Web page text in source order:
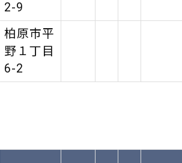
2-9
柏原市平
野１丁目
6-2